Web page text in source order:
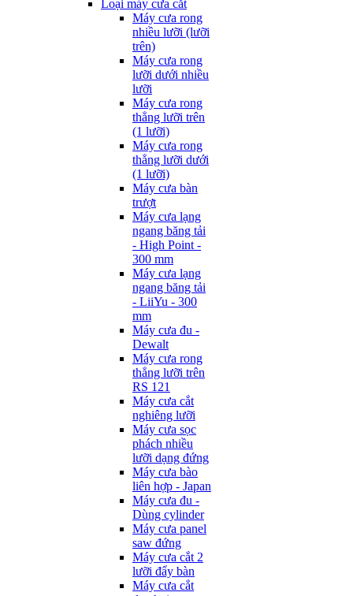
Loại máy cưa cắt
Máy cưa rong
nhiều lưỡi (lưỡi
trên)
Máy cưa rong
lưỡi dưới nhiều
lưỡi
Máy cưa rong
thẳng lưỡi trên
(1 lưỡi)
Máy cưa rong
thẳng lưỡi dưới
(1 lưỡi)
Máy cưa bàn
trượt
Máy cưa lạng
ngang băng tải
- High Point -
300 mm
Máy cưa lạng
ngang băng tải
- LiiYu - 300
mm
Máy cưa đu -
Dewalt
Máy cưa rong
thẳng lưỡi trên
RS 121
Máy cưa cắt
nghiêng lưỡi
Máy cưa sọc
phách nhiều
lưỡi dạng đứng
Máy cưa bào
liên hợp - Japan
Máy cưa đu -
Dùng cylinder
Máy cưa panel
saw đứng
Máy cưa cắt 2
lưỡi đẩy bàn
Máy cưa cắt